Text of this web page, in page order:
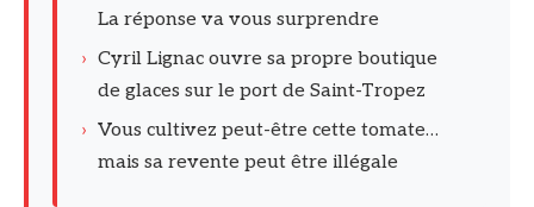
La réponse va vous surprendre
› Cyril Lignac ouvre sa propre boutique
de glaces sur le port de Saint-Tropez
› Vous cultivez peut-être cette tomate…
mais sa revente peut être illégale